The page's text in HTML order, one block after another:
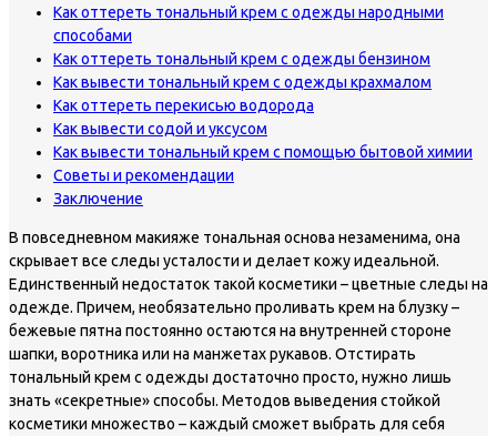
Как оттереть тональный крем с одежды народными
способами
Как оттереть тональный крем с одежды бензином
Как вывести тональный крем с одежды крахмалом
Как оттереть перекисью водорода
Как вывести содой и уксусом
Как вывести тональный крем с помощью бытовой химии
Советы и рекомендации
Заключение
В повседневном макияже тональная основа незаменима, она
скрывает все следы усталости и делает кожу идеальной.
Единственный недостаток такой косметики – цветные следы на
одежде. Причем, необязательно проливать крем на блузку –
бежевые пятна постоянно остаются на внутренней стороне
шапки, воротника или на манжетах рукавов. Отстирать
тональный крем с одежды достаточно просто, нужно лишь
знать «секретные» способы. Методов выведения стойкой
косметики множество – каждый сможет выбрать для себя